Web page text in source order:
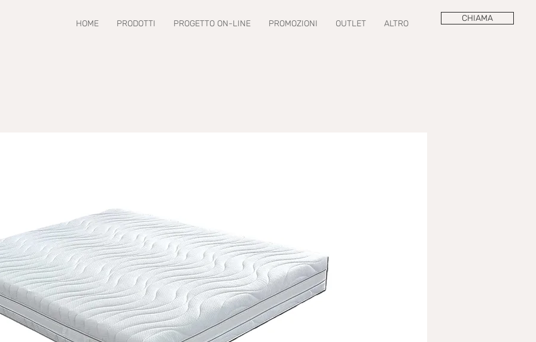
HOME PRODOTTI PROGETTO ON-LINE PROMOZIONI OUTLET ALTRO
CHIAMA